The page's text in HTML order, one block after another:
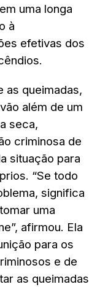
uma longa
à
efetivas dos
as queimadas,
além de um
seca,
criminosa de
situação para
“Se todo
significa
uma
afirmou. Ela
para os
e de
as queimadas